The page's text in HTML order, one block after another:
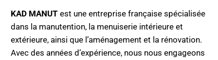
KAD MANUT est une entreprise française spécialisée
dans la manutention, la menuiserie intérieure et
extérieure, ainsi que l’aménagement et la rénovation.
Avec des années d’expérience, nous nous engageons